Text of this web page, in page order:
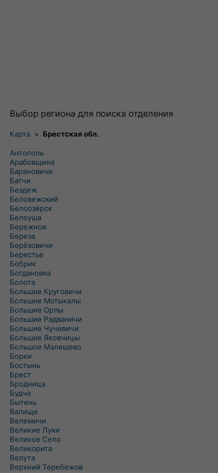
Выбор региона для поиска отделения
Карта > Брестская обл.
Антополь
Арабовщина
Барановичи
Батчи
Бездеж
Беловежский
Белоозёрск
Белоуша
Бережное
Береза
Берёзовичи
Берестье
Бобрик
Богдановка
Болота
Большие Круговичи
Большие Мотыкалы
Большие Орлы
Большие Радваничи
Большие Чучевичи
Большие Яковчицы
Большое Малешево
Борки
Бостынь
Брест
Бродница
Будча
Бытень
Валище
Велемичи
Великие Луки
Великое Село
Великорита
Велута
Верхний Теребежов